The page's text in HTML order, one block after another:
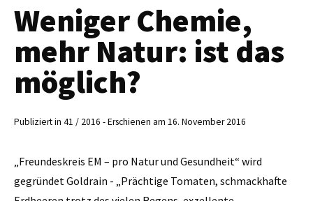
Weniger Chemie,
mehr Natur: ist das
möglich?
Publiziert in 41 / 2016 - Erschienen am 16. November 2016
„Freundeskreis EM – pro Natur und Gesundheit“ wird
gegründet Goldrain - „Prächtige Tomaten, schmackhafte